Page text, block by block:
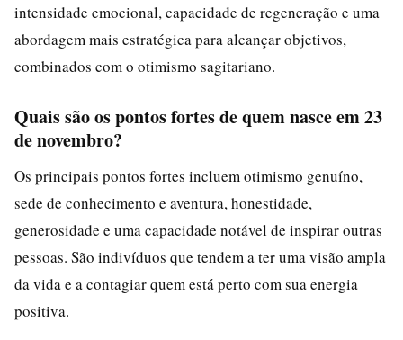
intensidade emocional, capacidade de regeneração e uma
abordagem mais estratégica para alcançar objetivos,
combinados com o otimismo sagitariano.
Quais são os pontos fortes de quem nasce em 23
de novembro?
Os principais pontos fortes incluem otimismo genuíno,
sede de conhecimento e aventura, honestidade,
generosidade e uma capacidade notável de inspirar outras
pessoas. São indivíduos que tendem a ter uma visão ampla
da vida e a contagiar quem está perto com sua energia
positiva.